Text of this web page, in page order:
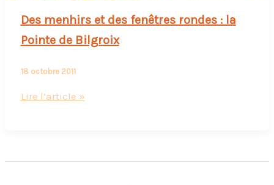
Des menhirs et des fenêtres rondes : la
Pointe de Bilgroix
18 octobre 2011
Des
fenêtres
Lire l’article »